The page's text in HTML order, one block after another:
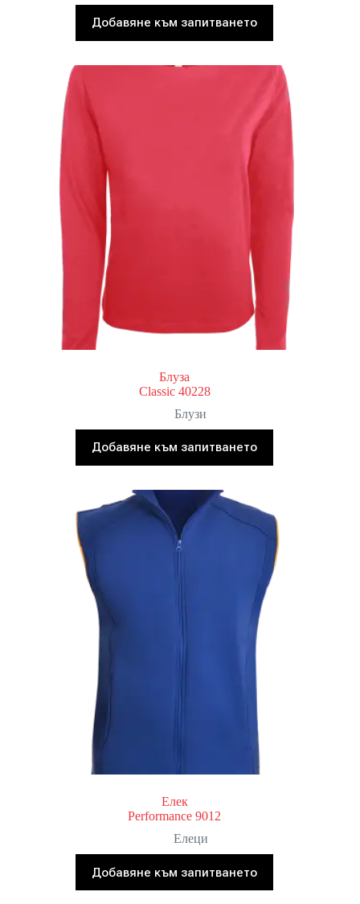
Добавяне към запитването
Блуза
Classic 40228
Блузи
Добавяне към запитването
Елек
Performance 9012
Елеци
Добавяне към запитването